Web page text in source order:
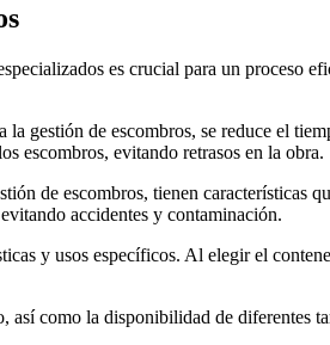
gestión de escombros, se reduce el
escombros, evitando retrasos en la obra.
de escombros, tienen características
accidentes y contaminación.
y usos específicos. Al elegir el
así como la disponibilidad de diferentes